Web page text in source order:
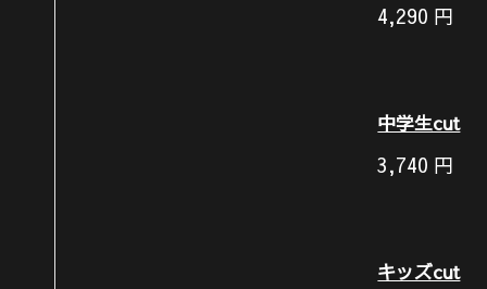
4,290 円
中学生cut
3,740 円
キッズcut